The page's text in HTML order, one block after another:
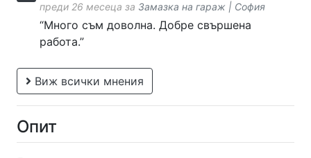
преди 26 месеца за Замазка на гараж | София
“Много съм доволна. Добре свършена
работа.”
Виж всички мнения
Опит